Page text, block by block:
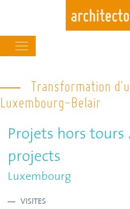
to
main
navigation
Transformation
Luxembourg-Belair
Projets hors tours
projects
Luxembourg
VISITES